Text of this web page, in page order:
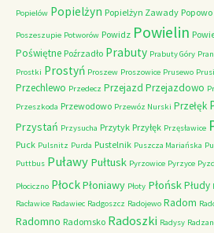
Popielów Popielżyn Popielżyn Zawady Popowo
Poszeszupie Potworów Powidz Powielin
Poświętne Poźrzadło Prabuty Prabuty Góry
Prostki Prostyń Proszew Proszowice Prusewo
Przechlewo Przedecz Przejazd Przejazdowo
Przeszkoda Przewodowo Przewóz Nurski Przełęk
Przystań Przysucha Przytyk Przyłęk Przęsławice
Puck Pulsnitz Purda Pustelnik Puszcza Mariańska
Puttbus Puławy Pułtusk Pyrzowice Pyrzyce
Płociczno PłockPłoniawy Płoty PłońskPłudy
Racławice Radawiec Radgoszcz Radojewo Radom
Radomno Radomsko Radoszki Radysy